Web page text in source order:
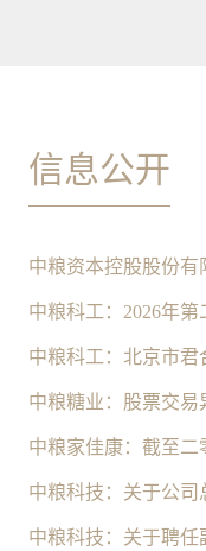
信息公开
中粮科工：2026年
中粮科工：北京市君
中粮糖业：股票交易
中粮家佳康：截至
中粮科技：关于公
中粮科技：关于聘任